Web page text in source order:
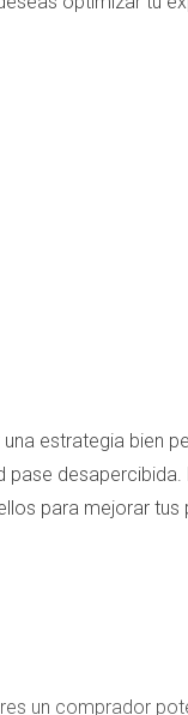
estrategia bien
para mejorar
un comprador